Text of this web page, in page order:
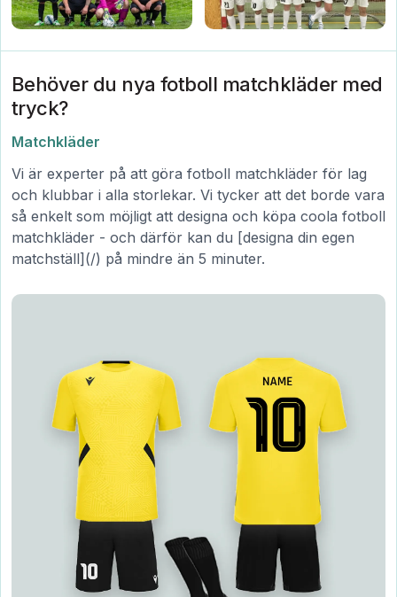
Behöver du nya fotboll matchkläder med
tryck?
Matchkläder
Vi är experter på att göra fotboll matchkläder för lag
och klubbar i alla storlekar. Vi tycker att det borde vara
så enkelt som möjligt att designa och köpa coola fotboll
matchkläder - och därför kan du [designa din egen
matchställ](/) på mindre än 5 minuter.